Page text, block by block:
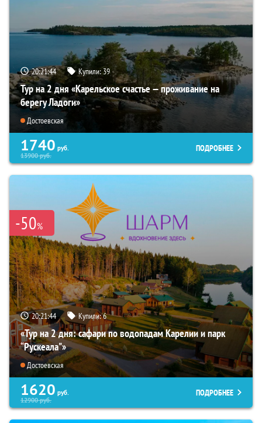
20:21:43 Купили:39
Тур на 2 дня «Карельское счастье — проживание на
берегу Ладоги»
Достоевская
1740 руб.
13900руб.
ПОДРОБНЕЕ
-50%
20:21:43 Купили:6
«Тур на 2 дня: сафари по водопадам Карелии и парк
“Рускеала"»
Достоевская
1620 руб.
12900руб.
ПОДРОБНЕЕ